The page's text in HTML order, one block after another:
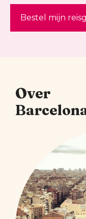
Bestel mijn
Over